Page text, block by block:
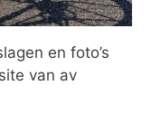
en foto’s
van av